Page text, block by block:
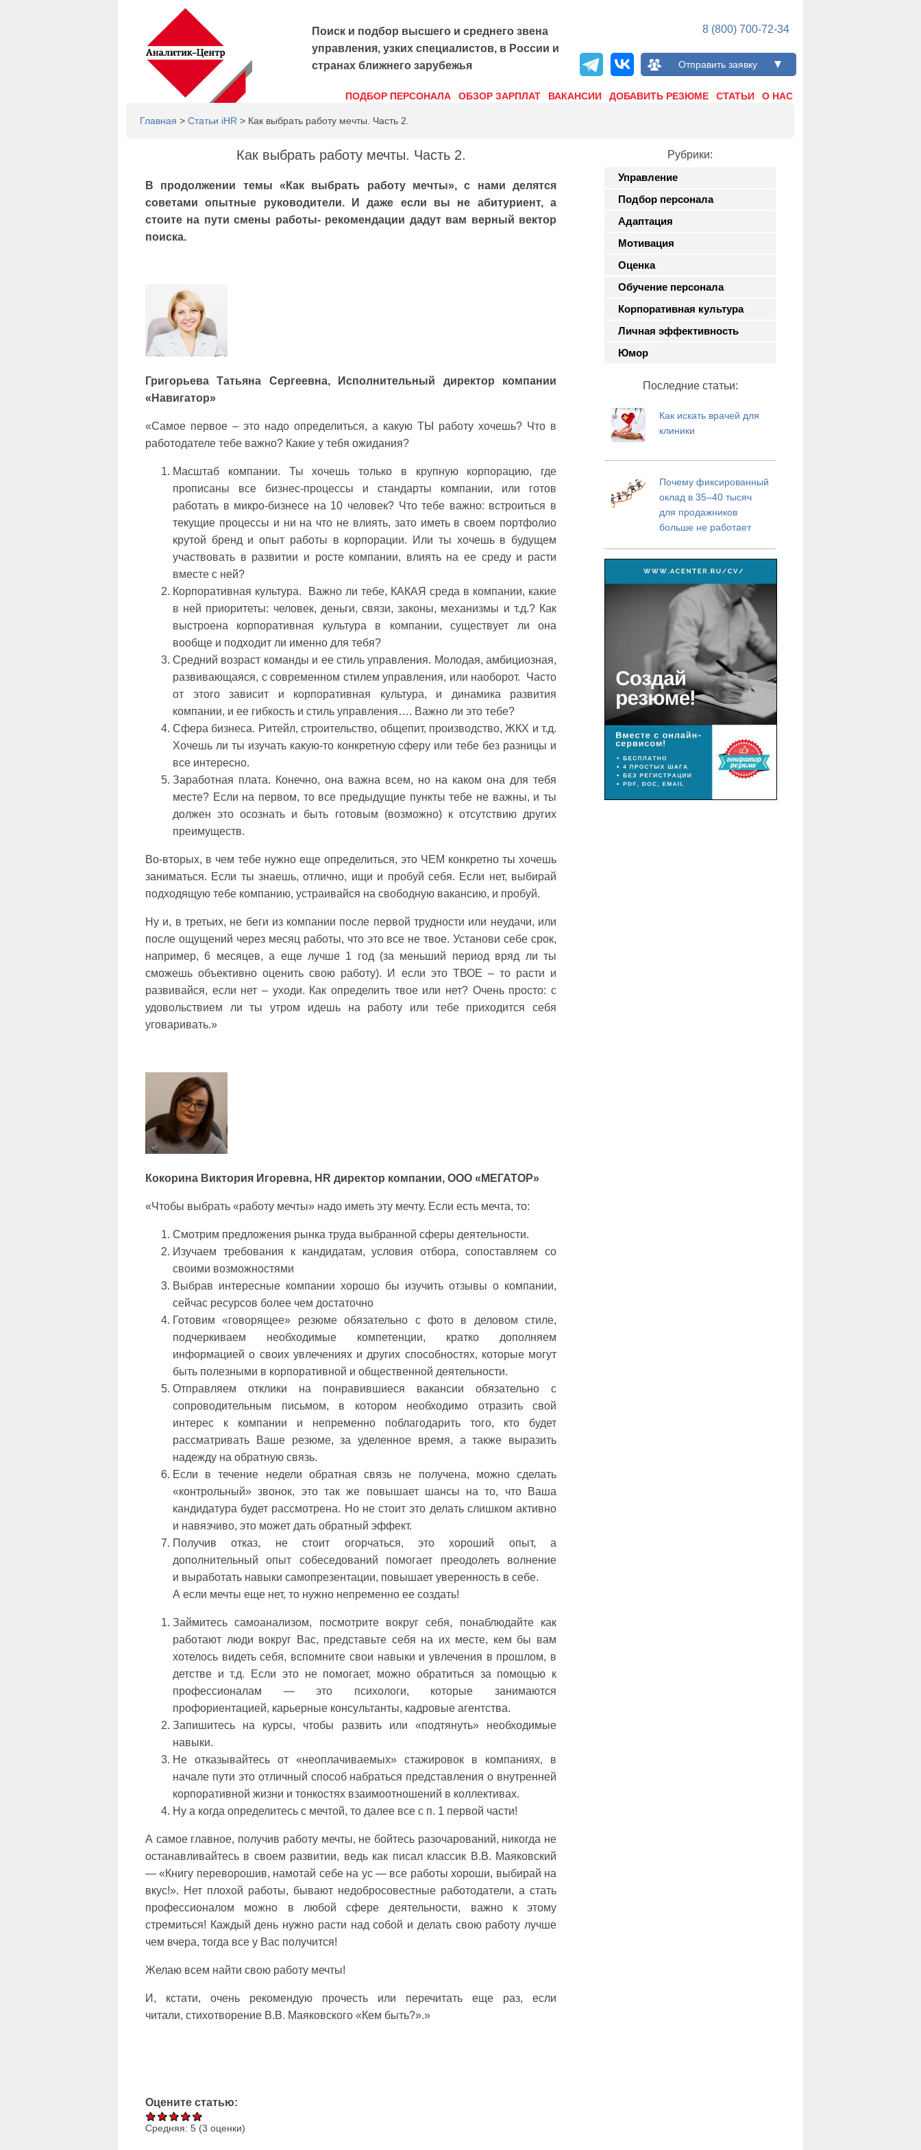
8 (800) 700-72-34
Отправить заявку
Поиск и подбор высшего и среднего звена
управления, узких специалистов, в России и
странах ближнего зарубежья
ПОДБОР ПЕРСОНАЛА ОБЗОР ЗАРПЛАТ ВАКАНСИИ ДОБАВИТЬ РЕЗЮМЕ СТАТЬИ О НАС
Главная > Статьи iHR > Как выбрать работу мечты. Часть 2.
Рубрики:
Управление
Подбор персонала
Адаптация
Мотивация
Оценка
Обучение персонала
Корпоративная культура
Личная эффективность
Юмор
Последние статьи:
Как искать врачей для
клиники
Почему фиксированный
оклад в 35–40 тысяч
для продажников
больше не работает
Как выбрать работу мечты. Часть 2.
В продолжении темы «Как выбрать работу мечты», с нами делятся
советами опытные руководители. И даже если вы не абитуриент, а
стоите на пути смены работы- рекомендации дадут вам верный вектор
поиска.
Григорьева Татьяна Сергеевна, Исполнительный директор компании
«Навигатор»
«Самое первое – это надо определиться, а какую ТЫ работу хочешь? Что в
работодателе тебе важно? Какие у тебя ожидания?
Масштаб компании. Ты хочешь только в крупную корпорацию, где
прописаны все бизнес-процессы и стандарты компании, или готов
работать в микро-бизнесе на 10 человек? Что тебе важно: встроиться в
текущие процессы и ни на что не влиять, зато иметь в своем портфолио
крутой бренд и опыт работы в корпорации. Или ты хочешь в будущем
участвовать в развитии и росте компании, влиять на ее среду и расти
вместе с ней?
Корпоративная культура. Важно ли тебе, КАКАЯ среда в компании, какие
в ней приоритеты: человек, деньги, связи, законы, механизмы и т.д.? Как
выстроена корпоративная культура в компании, существует ли она
вообще и подходит ли именно для тебя?
Средний возраст команды и ее стиль управления. Молодая, амбициозная,
развивающаяся, с современном стилем управления, или наоборот. Часто
от этого зависит и корпоративная культура, и динамика развития
компании, и ее гибкость и стиль управления…. Важно ли это тебе?
Сфера бизнеса. Ритейл, строительство, общепит, производство, ЖКХ и т.д.
Хочешь ли ты изучать какую-то конкретную сферу или тебе без разницы и
все интересно.
Заработная плата. Конечно, она важна всем, но на каком она для тебя
месте? Если на первом, то все предыдущие пункты тебе не важны, и ты
должен это осознать и быть готовым (возможно) к отсутствию других
преимуществ.
Во-вторых, в чем тебе нужно еще определиться, это ЧЕМ конкретно ты хочешь
заниматься. Если ты знаешь, отлично, ищи и пробуй себя. Если нет, выбирай
подходящую тебе компанию, устраивайся на свободную вакансию, и пробуй.
Ну и, в третьих, не беги из компании после первой трудности или неудачи, или
после ощущений через месяц работы, что это все не твое. Установи себе срок,
например, 6 месяцев, а еще лучше 1 год (за меньший период вряд ли ты
сможешь объективно оценить свою работу). И если это ТВОЕ – то расти и
развивайся, если нет – уходи. Как определить твое или нет? Очень просто: с
удовольствием ли ты утром идешь на работу или тебе приходится себя
уговаривать.»
Кокорина Виктория Игоревна, HR директор компании, ООО «МЕГАТОР»
«Чтобы выбрать «работу мечты» надо иметь эту мечту. Если есть мечта, то:
Смотрим предложения рынка труда выбранной сферы деятельности.
Изучаем требования к кандидатам, условия отбора, сопоставляем со
своими возможностями
Выбрав интересные компании хорошо бы изучить отзывы о компании,
сейчас ресурсов более чем достаточно
Готовим «говорящее» резюме обязательно с фото в деловом стиле,
подчеркиваем необходимые компетенции, кратко дополняем
информацией о своих увлечениях и других способностях, которые могут
быть полезными в корпоративной и общественной деятельности.
Отправляем отклики на понравившиеся вакансии обязательно с
сопроводительным письмом, в котором необходимо отразить свой
интерес к компании и непременно поблагодарить того, кто будет
рассматривать Ваше резюме, за уделенное время, а также выразить
надежду на обратную связь.
Если в течение недели обратная связь не получена, можно сделать
«контрольный» звонок, это так же повышает шансы на то, что Ваша
кандидатура будет рассмотрена. Но не стоит это делать слишком активно
и навязчиво, это может дать обратный эффект.
Получив отказ, не стоит огорчаться, это хороший опыт, а
дополнительный опыт собеседований помогает преодолеть волнение
и выработать навыки самопрезентации, повышает уверенность в себе.
А если мечты еще нет, то нужно непременно ее создать!
Займитесь самоанализом, посмотрите вокруг себя, понаблюдайте как
работают люди вокруг Вас, представьте себя на их месте, кем бы вам
хотелось видеть себя, вспомните свои навыки и увлечения в прошлом, в
детстве и т.д. Если это не помогает, можно обратиться за помощью к
профессионалам — это психологи, которые занимаются
профориентацией, карьерные консультанты, кадровые агентства.
Запишитесь на курсы, чтобы развить или «подтянуть» необходимые
навыки.
Не отказывайтесь от «неоплачиваемых» стажировок в компаниях, в
начале пути это отличный способ набраться представления о внутренней
корпоративной жизни и тонкостях взаимоотношений в коллективах.
Ну а когда определитесь с мечтой, то далее все с п. 1 первой части!
А самое главное, получив работу мечты, не бойтесь разочарований, никогда не
останавливайтесь в своем развитии, ведь как писал классик В.В. Маяковский
— «Книгу переворошив, намотай себе на ус — все работы хороши, выбирай на
вкус!». Нет плохой работы, бывают недобросовестные работодатели, а стать
профессионалом можно в любой сфере деятельности, важно к этому
стремиться! Каждый день нужно расти над собой и делать свою работу лучше
чем вчера, тогда все у Вас получится!
Желаю всем найти свою работу мечты!
И, кстати, очень рекомендую прочесть или перечитать еще раз, если
читали, стихотворение В.В. Маяковского «Кем быть?».»
Оцените статью:
Средняя: 5 (3 оценки)